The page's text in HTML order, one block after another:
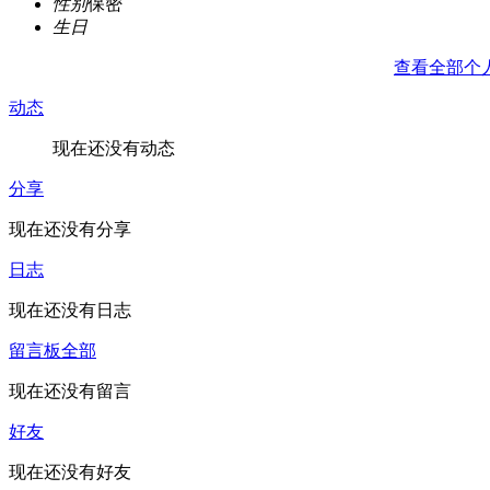
生日
查看全部个
动态
现在还没有动态
分享
现在还没有分享
日志
现在还没有日志
留言板全部
现在还没有留言
好友
现在还没有好友